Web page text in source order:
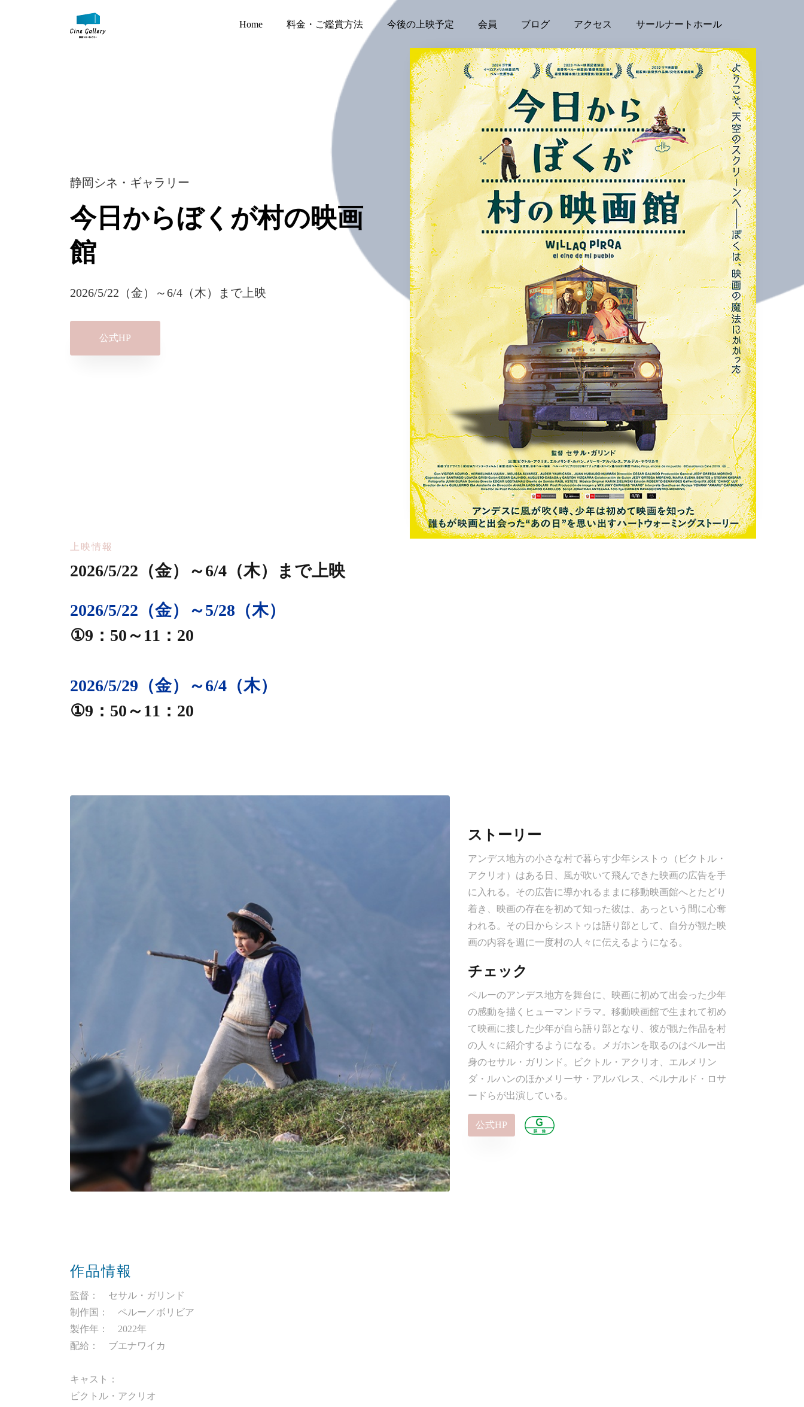
Home 料金・ご鑑賞方法 今後の上映予定 会員 ブログ アクセス サールナートホール
静岡シネ・ギャラリー
今日からぼくが村の映画
館
2026/5/22（金）～6/4（木）まで上映
公式HP
静岡シネ・ギャラリー
館
上映情報
2026/5/22（金）～6/4（木）まで上映
2026/5/22（金）～5/28（木）
①9：50～11：20
2026/5/29（金）～6/4（木）
①9：50～11：20
ストーリー
アンデス地方の小さな村で暮らす少年シストゥ（ビクトル・
アクリオ）はある日、風が吹いて飛んできた映画の広告を手
に入れる。その広告に導かれるままに移動映画館へとたどり
着き、映画の存在を初めて知った彼は、あっという間に心奪
われる。その日からシストゥは語り部として、自分が観た映
画の内容を週に一度村の人々に伝えるようになる。
チェック
ペルーのアンデス地方を舞台に、映画に初めて出会った少年
の感動を描くヒューマンドラマ。移動映画館で生まれて初め
て映画に接した少年が自ら語り部となり、彼が観た作品を村
の人々に紹介するようになる。メガホンを取るのはペルー出
身のセサル・ガリンド。ビクトル・アクリオ、エルメリン
ダ・ルハンのほかメリーサ・アルバレス、ベルナルド・ロサ
ードらが出演している。
公式HP
作品情報
監督： セサル・ガリンド
制作国： ペルー／ボリビア
製作年： 2022年
配給： ブエナワイカ
キャスト：
ビクトル・アクリオ